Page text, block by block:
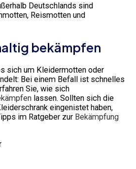
Deutschlands sind
Reismotten und
bekämpfen
sich um Kleidermotten oder
Bei einem Befall ist schnelles
Sie, wie sich
lassen. Sollten sich die
eingenistet haben,
im Ratgeber zur Bekämpfung